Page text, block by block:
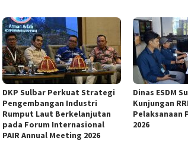
DKP Sulbar Perkuat Strategi
Pengembangan Industri
Rumput Laut Berkelanjutan
pada Forum Internasional
PAIR Annual Meeting 2026
Dinas ESDM
Kunjungan
Pelaksanaan
2026